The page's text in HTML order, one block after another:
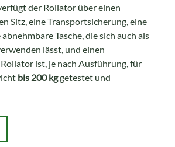
der Rollator über einen
Sitz, eine Transportsicherung, eine
Tasche, die sich auch als
lässt, und einen
ist, je nach Ausführung, für
bis 200 kggetestet und